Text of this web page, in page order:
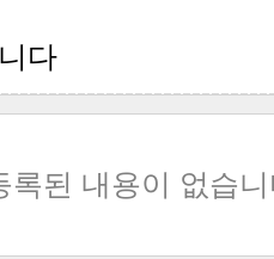
다
록된 내용이 없습